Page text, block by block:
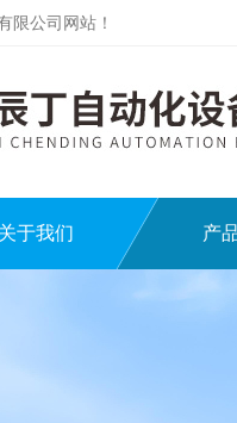
限公司网站！
关于我们 产